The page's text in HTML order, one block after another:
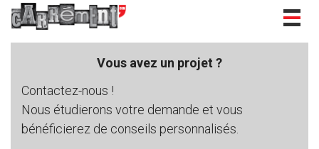
Vous avez un projet ?
Contactez-nous !
Nous étudierons votre demande et vous
bénéficierez de conseils personnalisés.